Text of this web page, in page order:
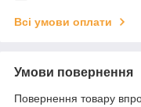
Всі умови оплати
Умови повернення
Повернення товару